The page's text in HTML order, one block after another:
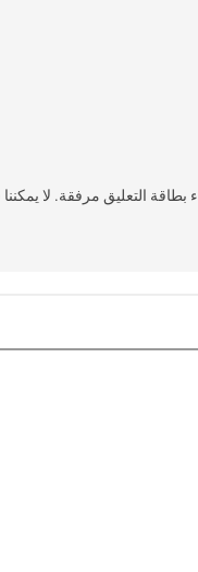
مع بقاء بطاقة التعليق